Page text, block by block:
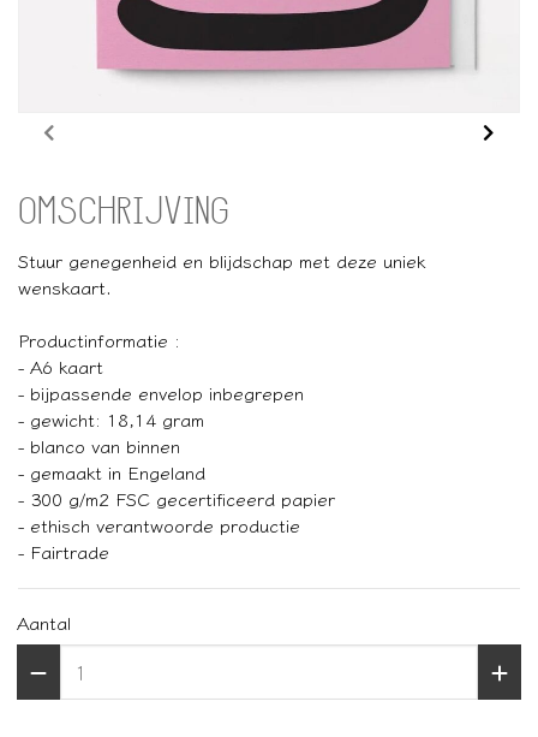
OMSCHRIJVING
Stuur genegenheid en blijdschap met deze uniek
wenskaart.
Productinformatie :
- A6 kaart
- bijpassende envelop inbegrepen
- gewicht: 18,14 gram
- blanco van binnen
- gemaakt in Engeland
- 300 g/m2 FSC gecertificeerd papier
- ethisch verantwoorde productie
- Fairtrade
Aantal